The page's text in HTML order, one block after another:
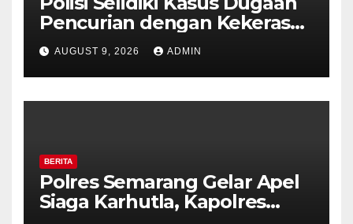
Pencurian dengan Kekerasan
di Counter HP Royal Phone
Ambarawa.
AUGUST 9, 2026 ADMIN
BERITA
Polres Semarang Gelar Apel
Siaga Karhutla, Kapolres